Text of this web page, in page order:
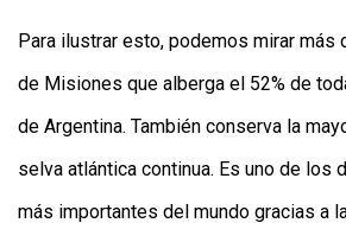
Para ilustrar esto, podemos mirar más
de Misiones que alberga el 52% de
de Argentina. También conserva la
selva atlántica continua. Es uno de los
más importantes del mundo gracias a